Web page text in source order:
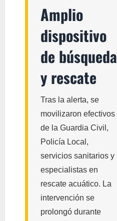
Amplio
dispositivo
de búsqueda
y rescate
Tras la alerta, se
movilizaron efectivos
de la Guardia Civil,
Policía Local,
servicios sanitarios y
especialistas en
rescate acuático. La
intervención se
prolongó durante